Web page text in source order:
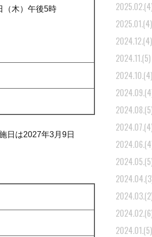
（木）午後5時
日は2027年3月9日
2025.01.(4)
2024.12.(4)
2024.11.(5)
2024.10.(4)
2024.01.(5)